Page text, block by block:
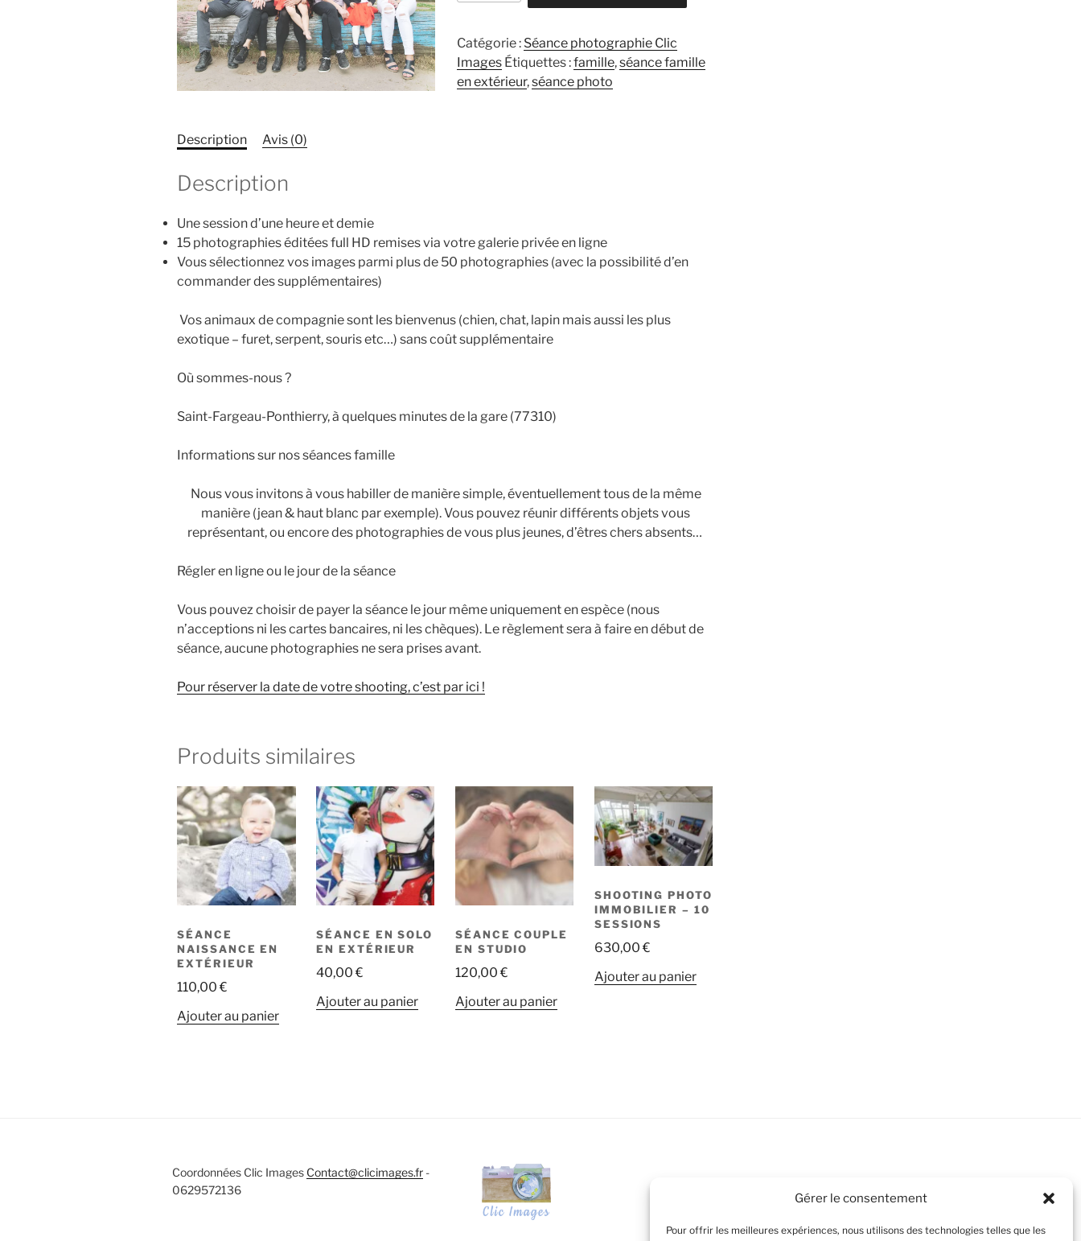
Gérer le consentement
Pour offrir les meilleures expériences, nous utilisons des technologies telles que les
en
extérieur
Catégorie : Séance photographie Clic
Images Étiquettes :famille,séance famille
en extérieur,séance photo
Description Avis (0)
Description
Une session d’une heure et demie
15 photographies éditées full HD remises via votre galerie privée en ligne
Vous sélectionnez vos images parmi plus de 50 photographies (avec la possibilité d’en
commander des supplémentaires)
Vos animaux de compagnie sont les bienvenus (chien, chat, lapin mais aussi les plus
exotique – furet, serpent, souris etc…) sans coût supplémentaire
Où sommes-nous ?
Saint-Fargeau-Ponthierry, à quelques minutes de la gare (77310)
Informations sur nos séances famille
Nous vous invitons à vous habiller de manière simple, éventuellement tous de la même
manière (jean & haut blanc par exemple). Vous pouvez réunir différents objets vous
représentant, ou encore des photographies de vous plus jeunes, d’êtres chers absents…
Régler en ligne ou le jour de la séance
Vous pouvez choisir de payer la séance le jour même uniquement en espèce (nous
n’acceptions ni les cartes bancaires, ni les chèques). Le règlement sera à faire en début de
séance, aucune photographies ne sera prises avant.
Pour réserver la date de votre shooting, c’est par ici !
Produits similaires
SÉANCE
NAISSANCE EN
EXTÉRIEUR
110,00€
Ajouter au panier
SÉANCE EN SOLO
EN EXTÉRIEUR
40,00€
Ajouter au panier
SÉANCE COUPLE
EN STUDIO
120,00€
Ajouter au panier
SHOOTING PHOTO
IMMOBILIER – 10
SESSIONS
630,00€
Ajouter au panier
Coordonnées Clic Images Contact@clicimages.fr -
0629572136